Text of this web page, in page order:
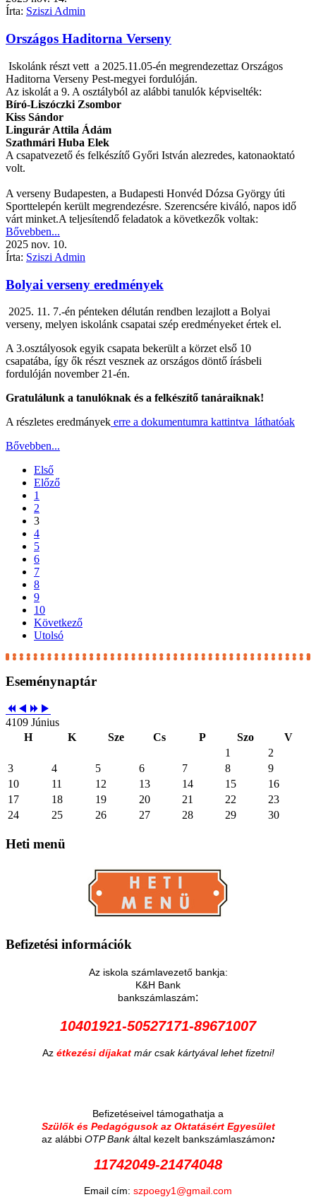
Írta: Sziszi Admin
Országos Haditorna Verseny
Iskolánk részt vett a 2025.11.05-én megrendezettaz Országos
Haditorna Verseny Pest-megyei fordulóján.
Az iskolát a 9. A osztályból az alábbi tanulók képviselték:
Bíró-Liszóczki Zsombor
Kiss Sándor
Lingurár Attila Ádám
Szathmári Huba Elek
A csapatvezető és felkészítő Győri István alezredes, katonaoktató
volt.
A verseny Budapesten, a Budapesti Honvéd Dózsa György úti
Sporttelepén került megrendezésre. Szerencsére kiváló, napos idő
várt minket.A teljesítendő feladatok a következők voltak:
Bővebben...
2025 nov. 10.
Írta: Sziszi Admin
Bolyai verseny eredmények
2025. 11. 7.-én pénteken délután rendben lezajlott a Bolyai
verseny, melyen iskolánk csapatai szép eredményeket értek el.
A 3.osztályosok egyik csapata bekerült a körzet első 10
csapatába, így ők részt vesznek az országos döntő írásbeli
fordulóján november 21-én.
Gratulálunk a tanulóknak és a felkészítő tanáraiknak!
A részletes eredmányek erre a dokumentumra kattintva láthatóak
Bővebben...
Első
Előző
1
2
3
4
5
6
7
8
9
10
Következő
Utolsó
Eseménynaptár
4109 Június
H
K Sze Cs P Szo
V
1
2
3
4 5 6 7 8
9
10
11 12 13 14 15
16
17
18 19 20 21 22
23
24
25 26 27 28 29 30
Heti menü
Befizetési információk
Az iskola számlavezető bankja:
K&H Bank
bankszámlaszám:
10401921-50527171-89671007
Az étkezési díjakat már csak kártyával lehet fizetni!
Befizetéseivel támogathatja a
Szülők és Pedagógusok az Oktatásért Egyesület
az alábbi OTP Bankáltal kezelt bankszámlaszámon:
11742049-21474048
Email cím: szpoegy1@gmail.com